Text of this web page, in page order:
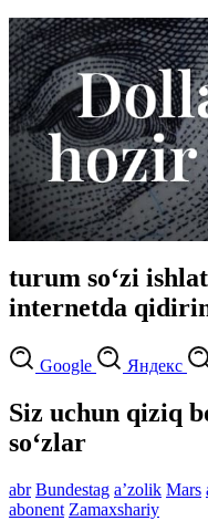
turum so‘zi
internetda
Google Яндекс
Siz uchun qiziq
so‘zlar
abr Bundestag aʼzolik Mars
abonent Zamaxshariy